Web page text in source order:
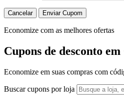
Cancelar Enviar Cupom
Economize com as melhores ofertas
Cupons de desconto em
Economize em suas compras com
Buscar cupons por loja